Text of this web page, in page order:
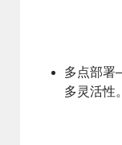
多点部署
多灵活性。